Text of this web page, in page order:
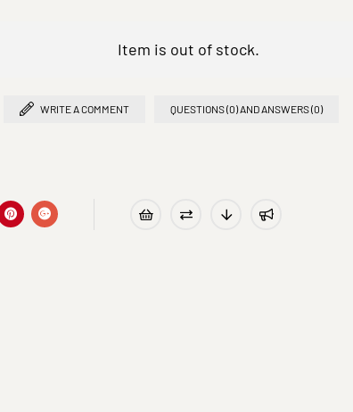
Item is out of stock.
WRITE A COMMENT QUESTIONS (0) AND ANSWERS (0)